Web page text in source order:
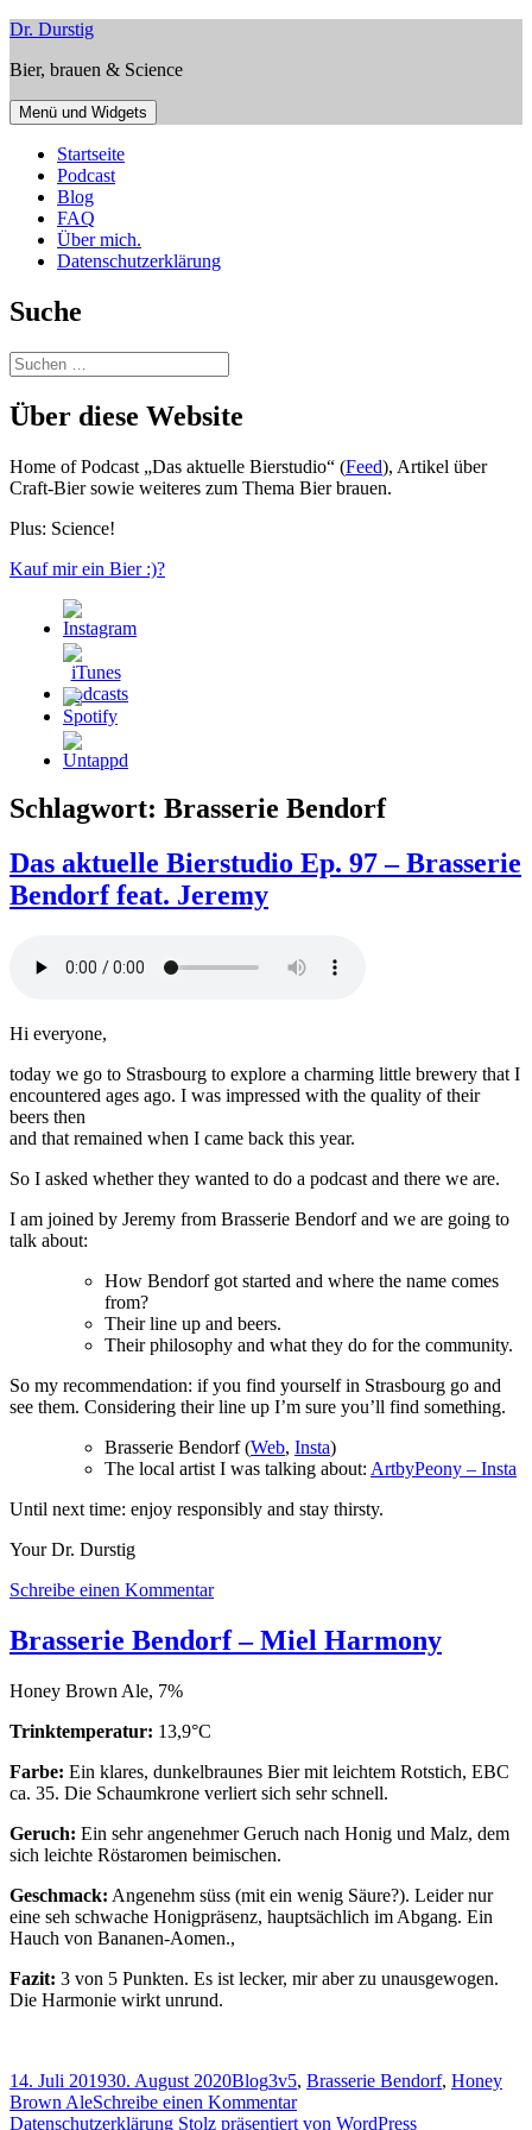
Zum
springen
Dr. Durstig
Bier, brauen & Science
Menü und Widgets
Startseite
Podcast
Blog
FAQ
Über mich.
Datenschutzerklärung
Suche
Suchen
nach:
Über diese Website
Home of Podcast „Das aktuelle Bierstudio“ (Feed), Artikel über
Craft-Bier sowie weiteres zum Thema Bier brauen.
Plus: Science!
Kauf mir ein Bier :)?
Schlagwort: Brasserie Bendorf
Das aktuelle Bierstudio Ep. 97 – Brasserie
Bendorf feat. Jeremy
Hi everyone,
today we go to Strasbourg to explore a charming little brewery that I
encountered ages ago. I was impressed with the quality of their
beers then
and that remained when I came back this year.
So I asked whether they wanted to do a podcast and there we are.
I am joined by Jeremy from Brasserie Bendorf and we are going to
talk about:
How Bendorf got started and where the name comes
from?
Their line up and beers.
Their philosophy and what they do for the community.
So my recommendation: if you find yourself in Strasbourg go and
see them. Considering their line up I’m sure you’ll find something.
Brasserie Bendorf (Web, Insta)
The local artist I was talking about: ArtbyPeony – Insta
Until next time: enjoy responsibly and stay thirsty.
Your Dr. Durstig
Schreibe einen Kommentarzu
aktuelle
Bierstudio
feat.
Jeremy
Brasserie Bendorf – Miel Harmony
Honey Brown Ale, 7%
Trinktemperatur: 13,9°C
Farbe: Ein klares, dunkelbraunes Bier mit leichtem Rotstich, EBC
ca. 35. Die Schaumkrone verliert sich sehr schnell.
Geruch: Ein sehr angenehmer Geruch nach Honig und Malz, dem
sich leichte Röstaromen beimischen.
Geschmack: Angenehm süss (mit ein wenig Säure?). Leider nur
eine seh schwache Honigpräsenz, hauptsächlich im Abgang. Ein
Hauch von Bananen-Aomen.,
Fazit: 3 von 5 Punkten. Es ist lecker, mir aber zu unausgewogen.
Die Harmonie wirkt unrund.
Veröffentlicht
am
14. Juli 201930. August 2020Kategorien
BlogSchlagwörter
3v5, Brasserie Bendorf, Honey
Brown AleSchreibe einen Kommentarzu
Brasserie
Datenschutzerklärung Stolz präsentiert von WordPress